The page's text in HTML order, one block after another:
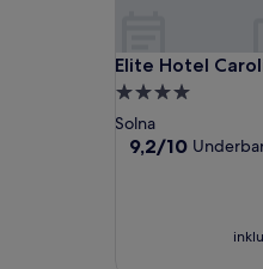
Elite Hotel
Elite Hotel
4.0-
stjärnigt
boende
Solna
9.2
(1 016 recensioner)
9,2/10